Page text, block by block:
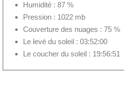
Humidité : 87 %
Pression : 1022 mb
Couverture des nuages : 75 %
Le levé du soleil : 03:52:00
Le coucher du soleil : 19:56:51